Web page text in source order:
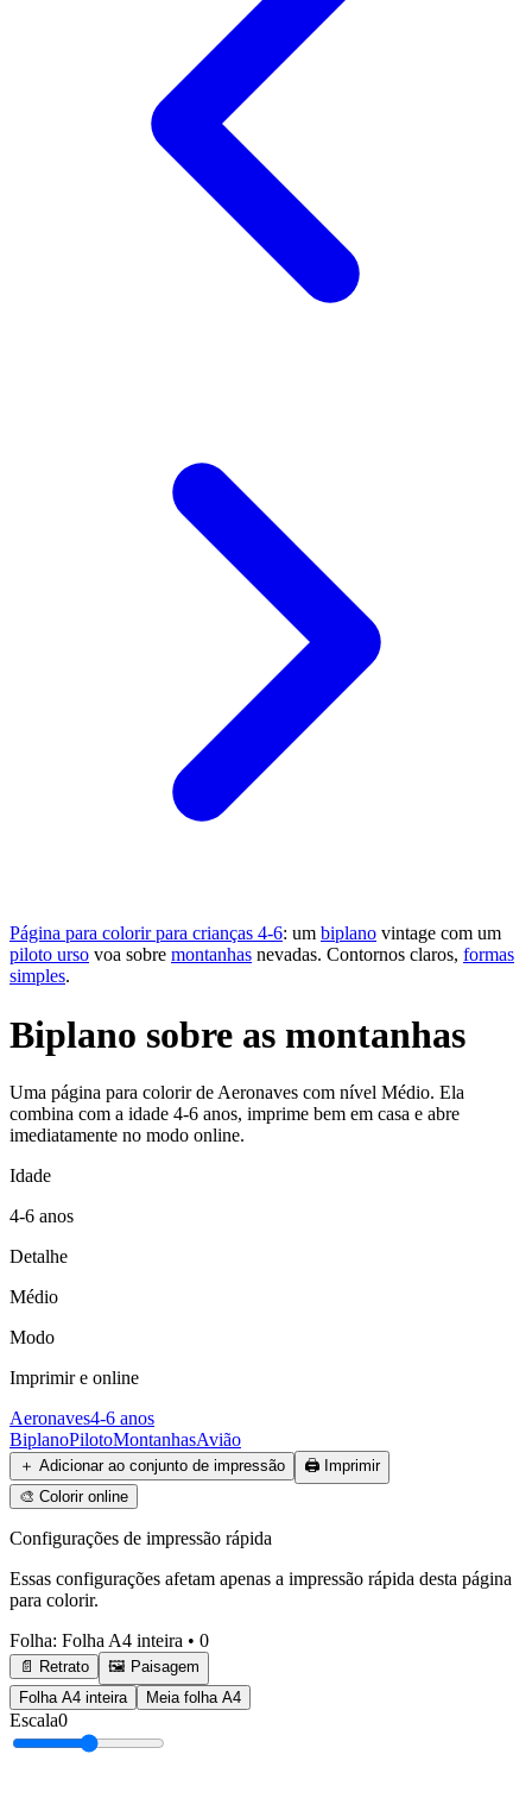
Página para colorir para crianças 4-6: um biplano vintage com um
piloto urso voa sobre montanhas nevadas. Contornos claros, formas
simples.
Biplano sobre as montanhas
Uma página para colorir de Aeronaves com nível Médio. Ela
combina com a idade 4-6 anos, imprime bem em casa e abre
imediatamente no modo online.
Idade
4-6 anos
Detalhe
Médio
Modo
Imprimir e online
Aeronaves4-6 anos
BiplanoPilotoMontanhasAvião
＋ Adicionar ao conjunto de impressão 🖨️ Imprimir
🎨 Colorir online
Configurações de impressão rápida
Essas configurações afetam apenas a impressão rápida desta página
para colorir.
Folha: Folha A4 inteira • 0
📄 Retrato
🖼️ Paisagem
Folha A4 inteira
Meia folha A4
Escala0